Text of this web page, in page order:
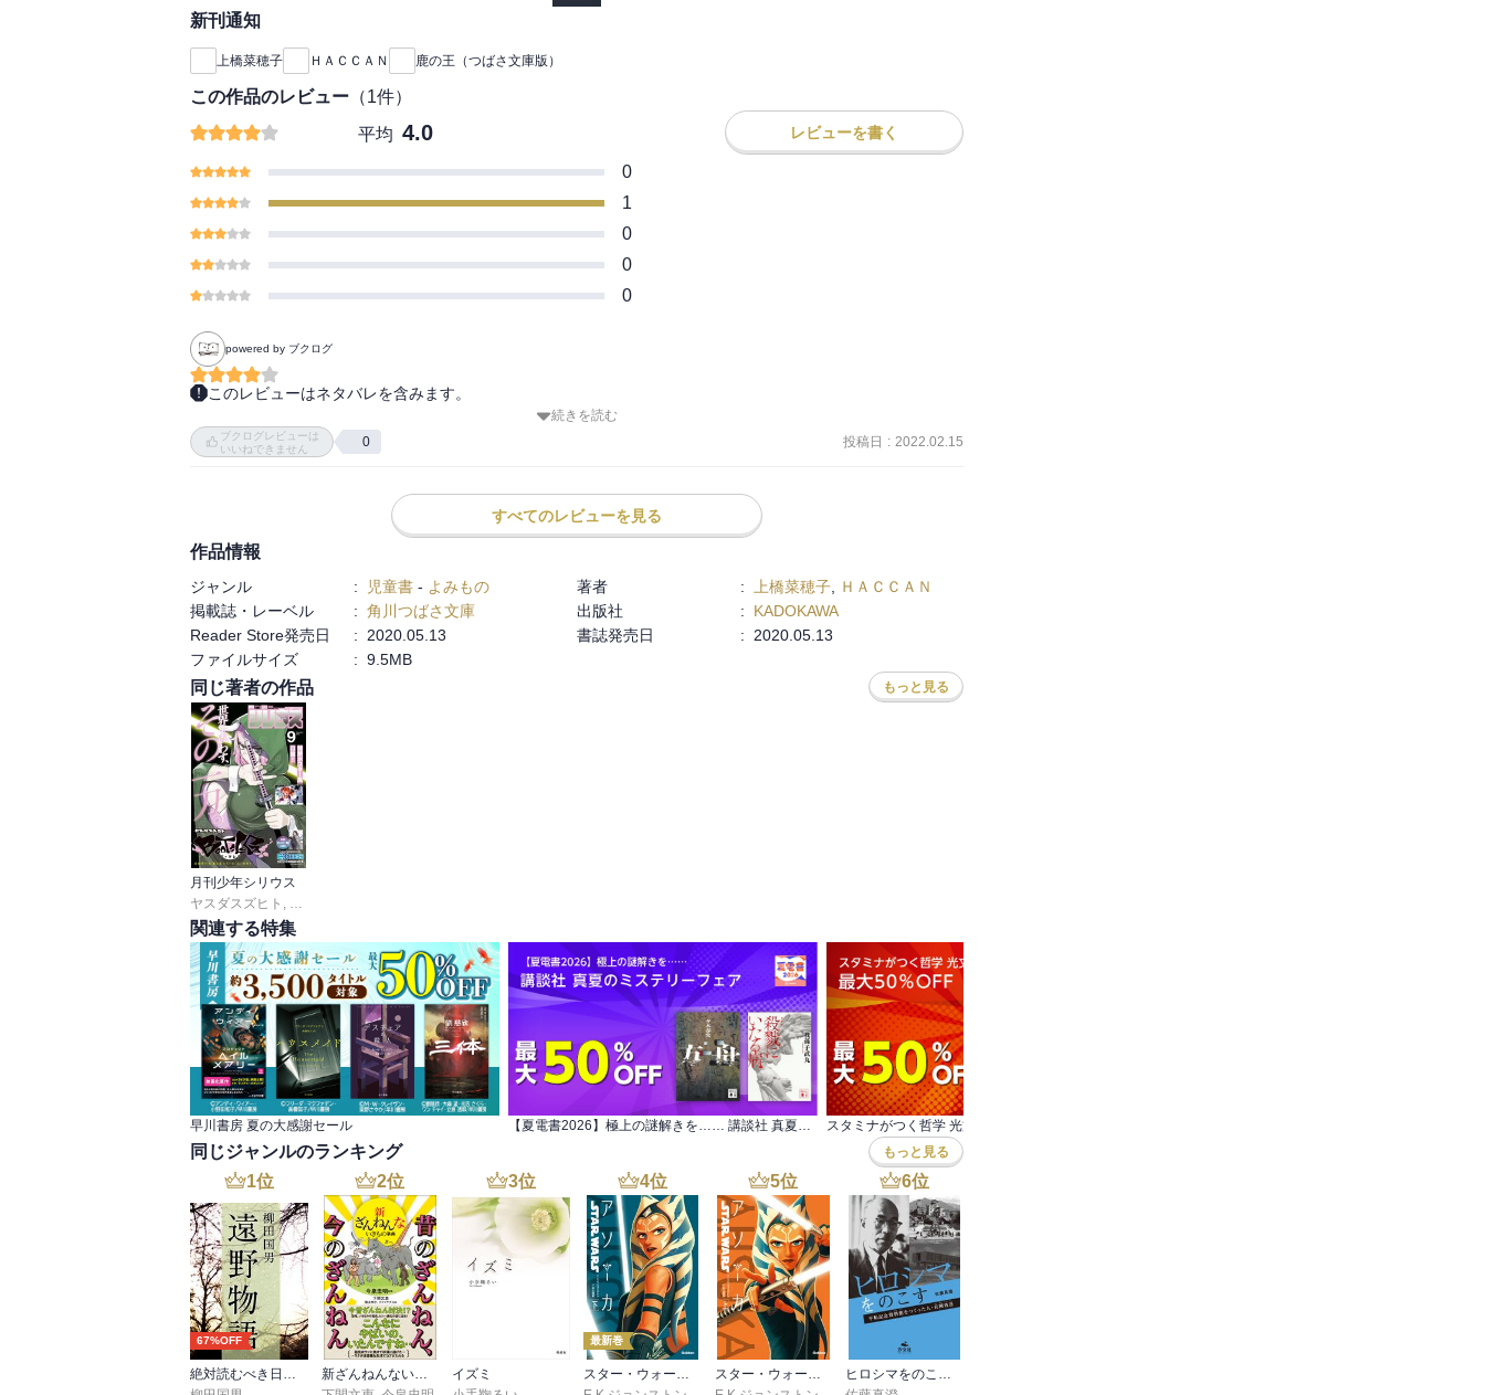
新刊通知
上橋菜穂子 ＨＡＣＣＡＮ 鹿の王（つばさ文庫版）
この作品のレビュー （1件）
平均 4.0 レビューを書く
0
1
0
0
0
powered by ブクログ
このレビューはネタバレを含みます。
まだ病気を神の仕業だと信じている人たちのいる世界。
キンマの犬を操る〈犬の王〉が登場したり、ヴァンとホッサルが同じ場所にいたり、登場人物たちが関わりを持
ツォル帝国に支配されて住む場所を無理やり変えられた移民族やそれを差別する土着の人びと。その悲哀が毒麦
とキンマの犬を生んだことがわかる。
黒狼病も民族によって罹り方が違ったり、キンマの犬→人間とダニ→人間で薬の効きが違ったり、描写が細か
い。
この巻は他にヴァンとサエの距離が縮まったのが面白かった。
続きを読む
ブクログレビューは
いいねできません
0 投稿日 : 2022.02.15
すべてのレビューを見る
作品情報
ジャンル : 児童書 - よみもの 著者 : 上橋菜穂子, ＨＡＣＣＡＮ
掲載誌・レーベル
: 角川つばさ文庫 出版社 :
KADOKAWA
Reader Store発売日
: 2020.05.13 書誌発売日 : 2020.05.13
ファイルサイズ
: 9.5MB
同じ著者の作品 もっと見る
月刊少年シリウス
ヤスダスズヒト
関連する特集
早川書房 夏の大感謝セール
同じジャンルのランキング もっと見る
1位
67%OFF
絶対読むべき日本の民話 遠野物語
2位
新ざんねんないきもの事典 昔のざんねん、今のざんねん
3位
イズミ
4位
最新巻
スター・ウォーズ アソーカ 下
5位
スター・ウォーズ アソーカ 上
6位
ヒロシマをのこす 平和記念資料館をつくった人・長岡省吾